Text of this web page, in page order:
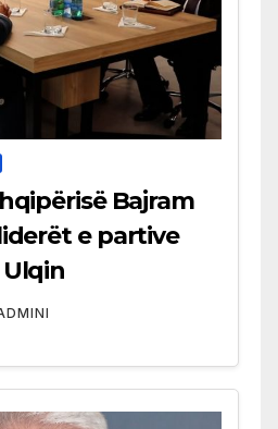
Bajram
e partive